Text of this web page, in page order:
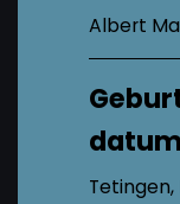
Albert
datum
Tetingen,